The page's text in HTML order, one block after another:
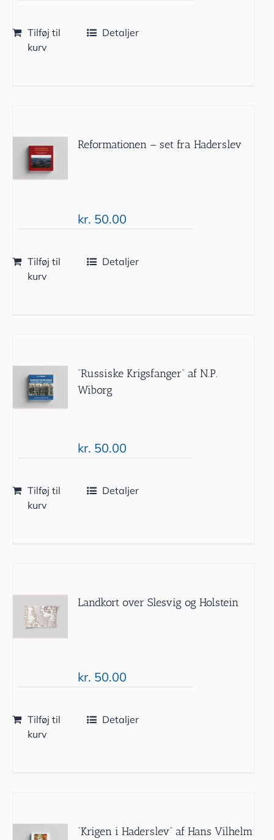
Tilføj til
kurv
Detaljer
Reformationen – set fra Haderslev
kr. 50.00
Tilføj til
kurv
Detaljer
“Russiske Krigsfanger” af N.P.
Wiborg
kr. 50.00
Tilføj til
kurv
Detaljer
Landkort over Slesvig og Holstein
kr. 50.00
Tilføj til
kurv
Detaljer
“Krigen i Haderslev” af Hans Vilhelm